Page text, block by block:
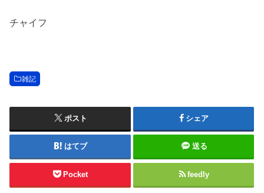
チャイフ
雑記
ポスト シェア
はてブ 送る
Pocket feedly